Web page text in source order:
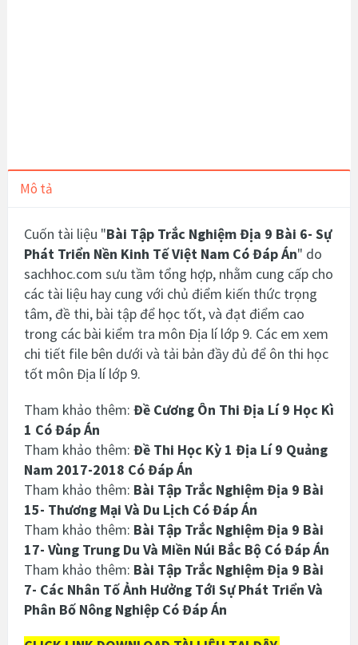
Mô tả
Cuốn tài liệu "Bài Tập Trắc Nghiệm Địa 9 Bài 6- Sự
Phát Triển Nền Kinh Tế Việt Nam Có Đáp Án" do
sachhoc.com sưu tầm tổng hợp, nhằm cung cấp cho
các tài liệu hay cung với chủ điểm kiến thức trọng
tâm, đề thi, bài tập để học tốt, và đạt điểm cao
trong các bài kiểm tra môn Địa lí lớp 9. Các em xem
chi tiết file bên dưới và tải bản đầy đủ để ôn thi học
tốt môn Địa lí lớp 9.
Tham khảo thêm: Đề Cương Ôn Thi Địa Lí 9 Học Kì
1 Có Đáp Án
Tham khảo thêm: Đề Thi Học Kỳ 1 Địa Lí 9 Quảng
Nam 2017-2018 Có Đáp Án
Tham khảo thêm: Bài Tập Trắc Nghiệm Địa 9 Bài
15- Thương Mại Và Du Lịch Có Đáp Án
Tham khảo thêm: Bài Tập Trắc Nghiệm Địa 9 Bài
17- Vùng Trung Du Và Miền Núi Bắc Bộ Có Đáp Án
Tham khảo thêm: Bài Tập Trắc Nghiệm Địa 9 Bài
7- Các Nhân Tố Ảnh Hưởng Tới Sự Phát Triển Và
Phân Bố Nông Nghiệp Có Đáp Án